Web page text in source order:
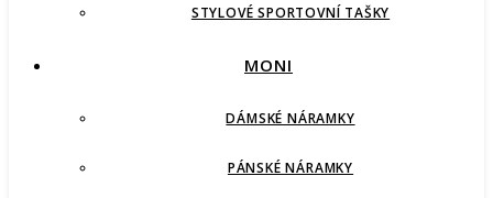
STYLOVÉ SPORTOVNÍ TAŠKY
MONI
DÁMSKÉ NÁRAMKY
PÁNSKÉ NÁRAMKY